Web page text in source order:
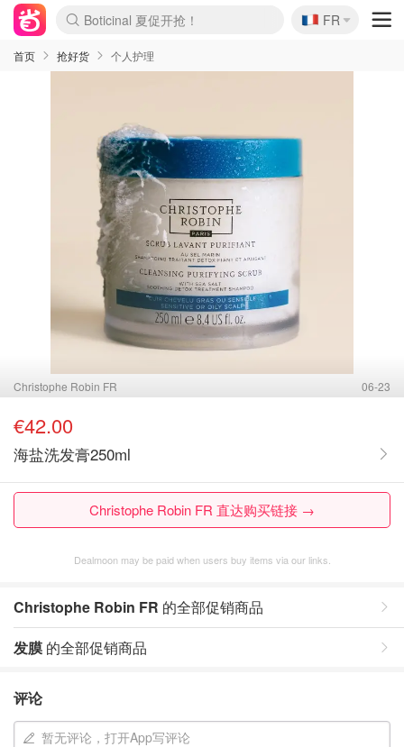
Boticinal 夏促开抢！
4折！lulu周四疯狂上新
还没结束！&OtherStories大促
Joybuy变相75折 随时失效
速领！Stanley独家85折
疑似霸哥！Camper额外叠85折
Zalando 奥莱闪促！每日更新
Moncler反季囤！5折起+叠9折
Coach Brooklyn仅€192
🇫🇷
FR
首页 抢好货 个人护理
Christophe Robin FR 06-23
€42.00
海盐洗发膏250ml
Christophe Robin FR 直达购买链接 →
Dealmoon may be paid when users buy items via our links.
Christophe Robin FR 的全部促销商品
发膜 的全部促销商品
评论
暂无评论，打开App写评论